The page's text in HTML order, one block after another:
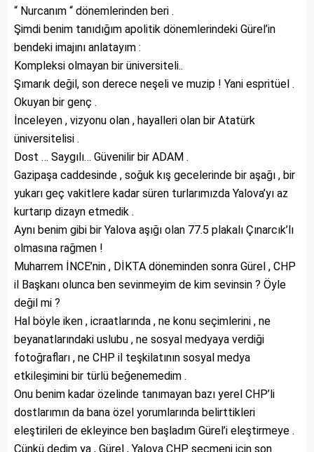
“ Nurcanım “ dönemlerinden beri .
Şimdi benim tanıdığım apolitik dönemlerindeki Gürel’in
bendeki imajını anlatayım :
Kompleksi olmayan bir üniversiteli..
Şımarık değil, son derece neşeli ve muzip ! Yani espritüel .
Okuyan bir genç .
İnceleyen , vizyonu olan , hayalleri olan bir Atatürk
üniversitelisi .
Dost … Saygılı… Güvenilir bir ADAM .
Gazipaşa caddesinde , soğuk kış gecelerinde bir aşağı , bir
yukarı geç vakitlere kadar süren turlarımızda Yalova’yı az
kurtarıp dizayn etmedik .
Aynı benim gibi bir Yalova aşığı olan 77.5 plakalı Çınarcık’lı
olmasına rağmen !
Muharrem İNCE’nin , DİKTA döneminden sonra Gürel , CHP
il Başkanı olunca ben sevinmeyim de kim sevinsin ? Öyle
değil mi ?
Hal böyle iken , icraatlarında , ne konu seçimlerini , ne
beyanatlarındaki uslubu , ne sosyal medyaya verdiği
fotoğrafları , ne CHP il teşkilatının sosyal medya
etkileşimini bir türlü beğenemedim .
Onu benim kadar özelinde tanımayan bazı yerel CHP’li
dostlarımın da bana özel yorumlarında belirttikleri
eleştirileri de ekleyince ben başladım Gürel’i eleştirmeye .
Çünkü dedim ya , Gürel , Yalova CHP seçmeni için son